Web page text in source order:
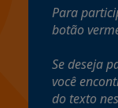
Para
botão
Se deseja
você
do texto